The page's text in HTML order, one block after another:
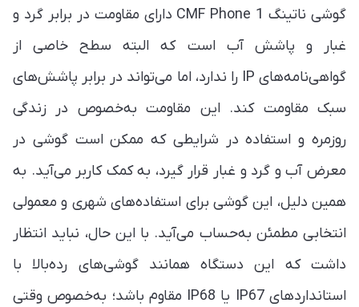
گوشی ناتینگ CMF Phone 1 دارای مقاومت در برابر گرد و
غبار و پاشش آب است که البته سطح خاصی از
گواهی‌نامه‌های IP را ندارد، اما می‌تواند در برابر پاشش‌های
سبک مقاومت کند. این مقاومت به‌خصوص در زندگی
روزمره و استفاده در شرایطی که ممکن است گوشی در
معرض آب و گرد و غبار قرار گیرد، به کمک کاربر می‌آید. به
همین دلیل، این گوشی برای استفاده‌های شهری و معمولی
انتخابی مطمئن به‌حساب می‌آید. با این حال، نباید انتظار
داشت که این دستگاه همانند گوشی‌های رده‌بالا با
استانداردهای IP67 یا IP68 مقاوم باشد؛ به‌خصوص وقتی